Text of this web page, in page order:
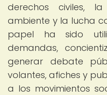
derechos civiles,
ambiente y la lucha
papel ha sido
demandas,
generar debate
volantes, afiches y
a los movimientos